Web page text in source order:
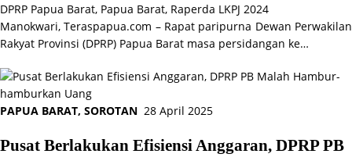
DPRP Papua Barat, Papua Barat, Raperda LKPJ 2024
Manokwari, Teraspapua.com – Rapat paripurna Dewan Perwakilan
Rakyat Provinsi (DPRP) Papua Barat masa persidangan ke…
PAPUA BARAT, SOROTAN 28 April 2025
Pusat Berlakukan Efisiensi Anggaran, DPRP PB